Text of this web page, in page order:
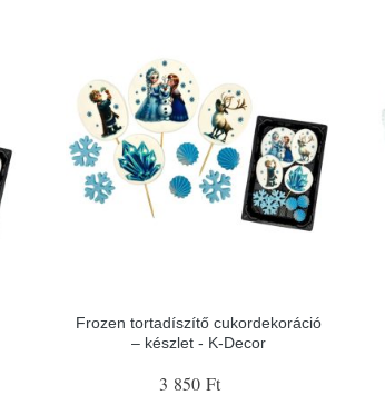
Frozen tortadíszítő cukordekoráció
– készlet - K-Decor
3 850 Ft